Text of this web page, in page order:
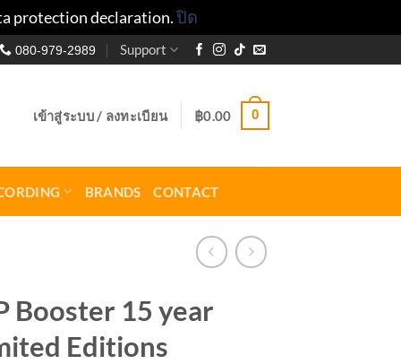
protection declaration.ปิด
080-979-2989 Support
เข้าสู่ระบบ / ลงทะเบียน ฿0.00 0
BRANDS CONTACT
Booster 15 year
Editions